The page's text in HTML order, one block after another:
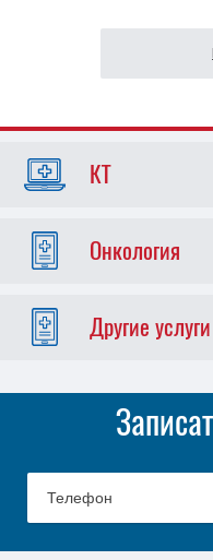
КТ
Онкология
Другие услуги